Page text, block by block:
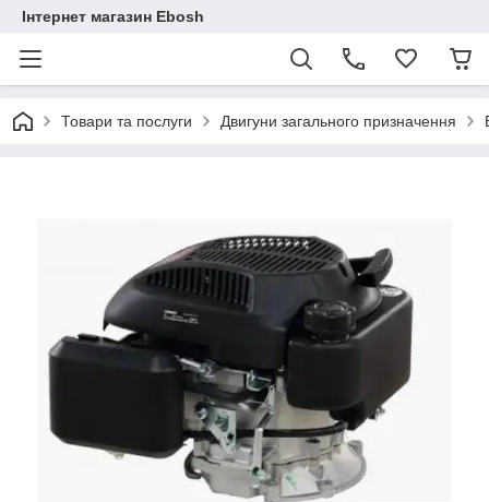
Інтернет магазин Ebosh
Товари та послуги Двигуни загального призначення